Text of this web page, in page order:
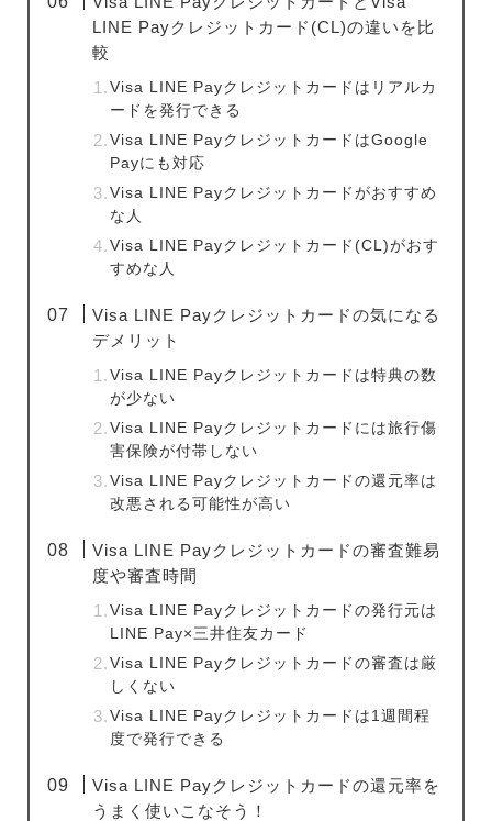
LINE Payクレジットカード(CL)の違いを比
較
Visa LINE Payクレジットカードはリアルカ
ードを発行できる
Visa LINE PayクレジットカードはGoogle
Payにも対応
Visa LINE Payクレジットカードがおすすめ
な人
Visa LINE Payクレジットカード(CL)がおす
すめな人
Visa LINE Payクレジットカードの気になる
デメリット
Visa LINE Payクレジットカードは特典の数
が少ない
Visa LINE Payクレジットカードには旅行傷
害保険が付帯しない
Visa LINE Payクレジットカードの還元率は
改悪される可能性が高い
Visa LINE Payクレジットカードの審査難易
度や審査時間
Visa LINE Payクレジットカードの発行元は
LINE Pay×三井住友カード
Visa LINE Payクレジットカードの審査は厳
しくない
Visa LINE Payクレジットカードは1週間程
度で発行できる
Visa LINE Payクレジットカードの還元率を
うまく使いこなそう！